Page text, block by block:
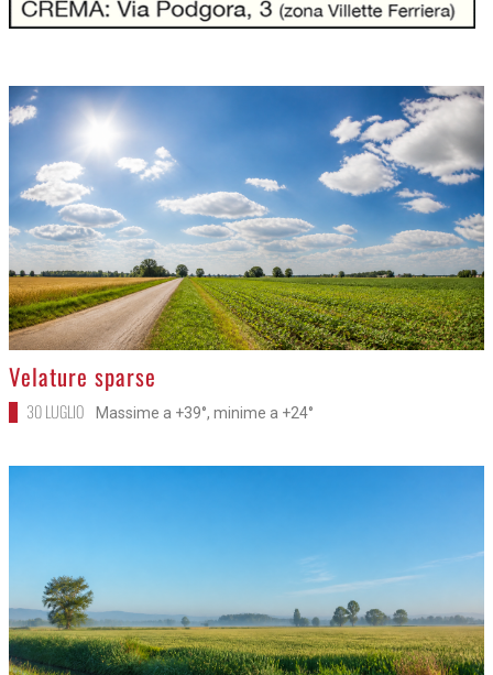
>
Velature sparse
30 LUGLIO Massime a +39°, minime a +24°